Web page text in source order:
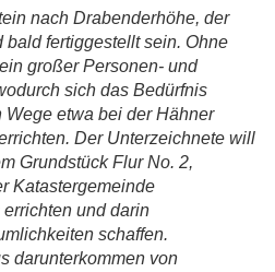
nach Drabenderhöhe, der
bald fertiggestellt sein. Ohne
großer Personen- und
sich das Bedürfnis
etwa bei der Hähner
Der Unterzeichnete will
Grundstück Flur No. 2,
Katastergemeinde
und darin
schaffen.
darunterkommen von